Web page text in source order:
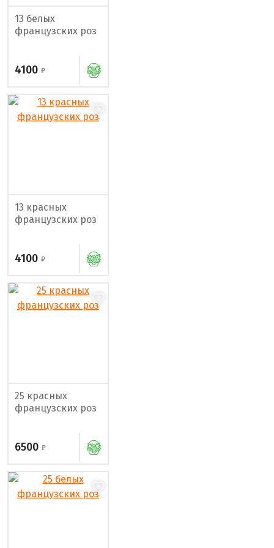
13 белых
французских роз
4100
13 красных
французских роз
4100
25 красных
французских роз
6500